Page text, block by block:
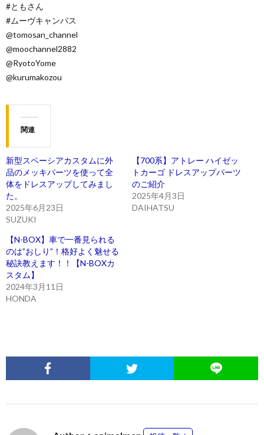
#ともさん
#ムーヴキャンバス
@tomosan_channel
@moochannel2882
@RyotoYome
@kurumakozou
関連
新型スペーシアカスタムに外
品のメッキパーツを使って全
体をドレスアップしてみまし
た。
2025年6月23日
SUZUKI
【700系】アトレー ハイゼッ
トカーゴ ドレスアップパーツ
のご紹介
2025年4月3日
DAIHATSU
【N-BOX】車で一番見られる
のは”おしり”！格好よく魅せる
秘訣教えます！！【N-BOXカ
スタム】
2024年3月11日
HONDA